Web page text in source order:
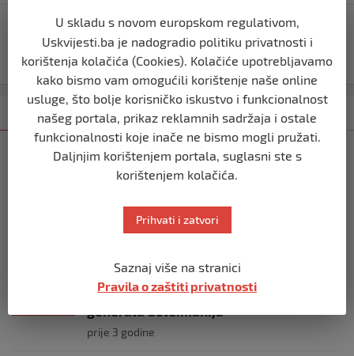
Vučić posjetio Novi Pazar, dopremljeni respiratori za
bolnicu: Zukorlić zatražio halal program za
muslimane u covid centru u Beogradu
Kategorija Najnovije Najčitanije
TIMELINE
(FOTO) Skandalozna poruka: Pripadnik
Sudske policije BiH uz sliku ratnog
prije 3 godine
TIMELINE
(VIDEO) Užas u Iranu: Najmanje 20 ljudi
poginulo u eksploziji u blizini groba
generala Soleimanija
prije 3 godine
U skladu s novom europskom regulativom,
Uskvijesti.ba je nadogradio politiku privatnosti i
korištenja kolačića (Cookies). Kolačiće upotrebljavamo
kako bismo vam omogućili korištenje naše online
usluge, što bolje korisničko iskustvo i funkcionalnost
našeg portala, prikaz reklamnih sadržaja i ostale
funkcionalnosti koje inače ne bismo mogli pružati.
Daljnjim korištenjem portala, suglasni ste s
korištenjem kolačića.
Prihvati i zatvori
Saznaj više na stranici
Pravila o zaštiti privatnosti